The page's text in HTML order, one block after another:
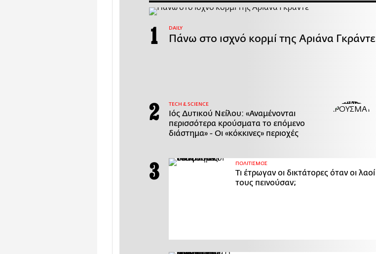
DAILY
Πάνω στο ισχνό κορμί της Αριάνα Γκράντε
ΤECH & SCIENCE
Ιός Δυτικού Νείλου: «Αναμένονται
περισσότερα κρούσματα το επόμενο
διάστημα» - Οι «κόκκινες» περιοχές
ΠΟΛΙΤΙΣΜΟΣ
Τι έτρωγαν οι δικτάτορες όταν οι λαοί
τους πεινούσαν;